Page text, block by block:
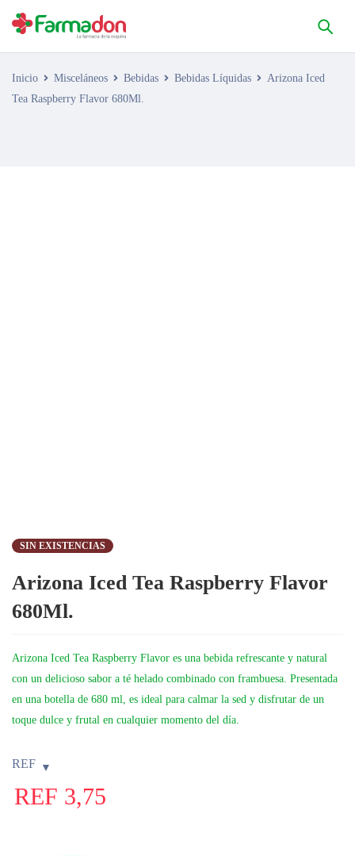
Inicio Misceláneos Bebidas Bebidas Líquidas
Arizona Iced
Tea Raspberry Flavor 680Ml.
SIN EXISTENCIAS
Arizona Iced Tea Raspberry Flavor
680Ml.
Arizona Iced Tea Raspberry Flavor es una bebida refrescante y natural
con un delicioso sabor a té helado combinado con frambuesa. Presentada
en una botella de 680 ml, es ideal para calmar la sed y disfrutar de un
toque dulce y frutal en cualquier momento del día.
REF
REF 3,75